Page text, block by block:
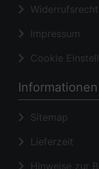
Impressum
Cookie
Informationen
Sitemap
Lieferzeit
Hinweise zur